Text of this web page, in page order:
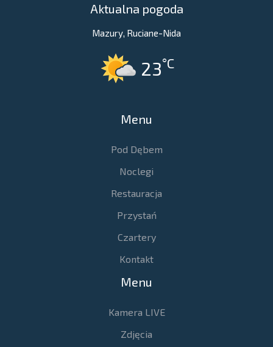
Aktualna pogoda
Mazury, Ruciane-Nida
23°C
Menu
Pod Dębem
Noclegi
Restauracja
Przystań
Czartery
Kontakt
Menu
Kamera LIVE
Zdjęcia